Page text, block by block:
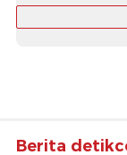
Berita